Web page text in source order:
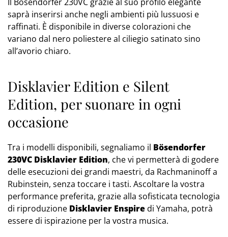
Il Bösendorfer 230VC grazie al suo profilo elegante
saprà inserirsi anche negli ambienti più lussuosi e
raffinati. È disponibile in diverse colorazioni che
variano dal nero poliestere al ciliegio satinato sino
all’avorio chiaro.
Disklavier Edition e Silent
Edition, per suonare in ogni
occasione
Tra i modelli disponibili, segnaliamo il Bösendorfer
230VC Disklavier Edition, che vi permetterà di godere
delle esecuzioni dei grandi maestri, da Rachmaninoff a
Rubinstein, senza toccare i tasti. Ascoltare la vostra
performance preferita, grazie alla sofisticata tecnologia
di riproduzione Disklavier Enspiredi Yamaha, potrà
essere di ispirazione per la vostra musica.